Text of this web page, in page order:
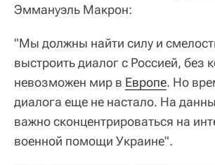
Эммануэль Макрон:
"Мы должны найти силу и
выстроить диалог с Россией, без
невозможен мир в Европе. Но
диалога еще не настало. На
важно сконцентрироваться на
военной помощи Украине".